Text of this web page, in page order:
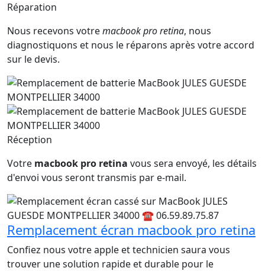
Réparation
Nous recevons votremacbook pro retina, nous
diagnostiquons et nous le réparons après votre accord
sur le devis.
Réception
Votre macbook pro retina vous sera envoyé, les détails
d'envoi vous seront transmis par e-mail.
Remplacement écran macbook pro retina
Confiez nous votre apple et technicien saura vous
trouver une solution rapide et durable pour le